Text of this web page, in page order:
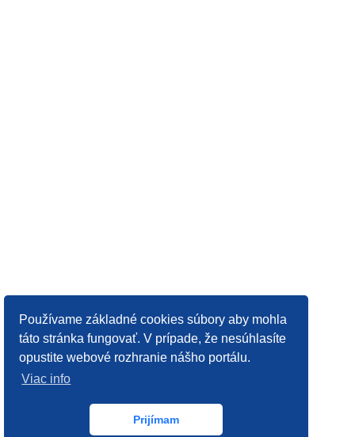
Používame základné cookies súbory aby mohla
táto stránka fungovať. V prípade, že nesúhlasíte
opustite webové rozhranie nášho portálu.
Viac info
Prijímam